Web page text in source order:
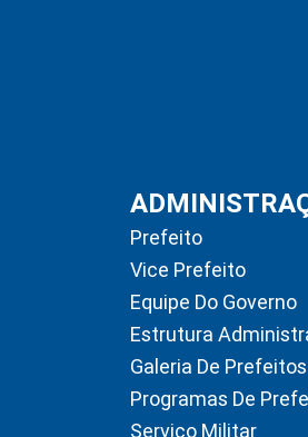
Prefeito
Vice Prefeito
Equipe Do Governo
Estrutura
Galeria De Prefeitos
Programas De
Serviço Militar